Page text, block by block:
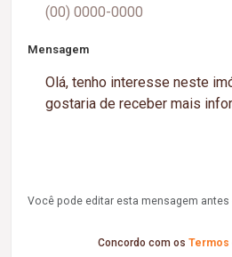
Mensagem
Você pode editar esta mensagem antes
Concordo com os Termos